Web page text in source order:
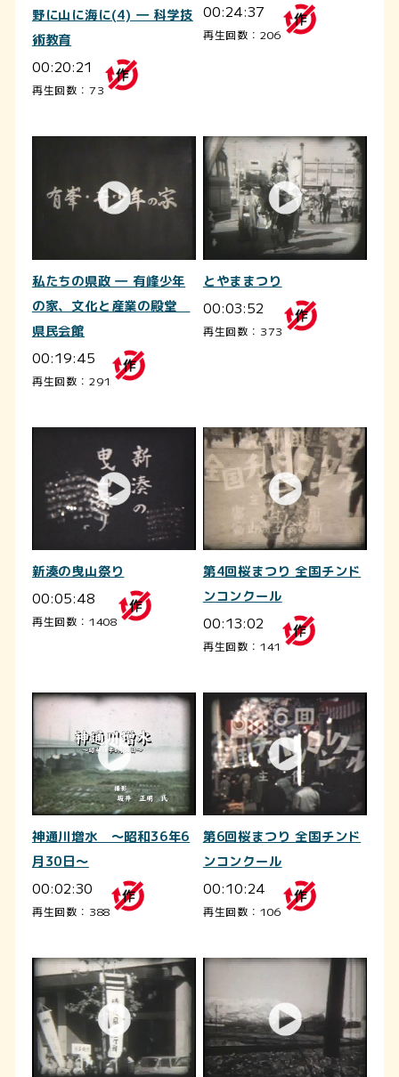
野に山に海に(4) ― 科学技
術教育
00:20:21
再生回数：73
00:24:37
再生回数：206
私たちの県政 ― 有峰少年
の家、文化と産業の殿堂
県民会館
00:19:45
再生回数：291
とやままつり
00:03:52
再生回数：373
新湊の曳山祭り
00:05:48
再生回数：1408
第4回桜まつり 全国チンド
ンコンクール
00:13:02
再生回数：141
神通川増水 ～昭和36年6
月30日～
00:02:30
再生回数：388
第6回桜まつり 全国チンド
ンコンクール
00:10:24
再生回数：106